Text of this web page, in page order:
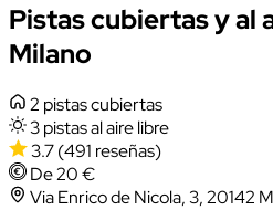
Pistas cubiertas y al
Milano
2 pistas cubiertas
3 pistas al aire libre
3.7(491 reseñas)
De 20 €
Via Enrico de Nicola, 3, 20142